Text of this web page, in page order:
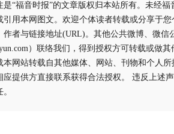
是“福音时报”的文章版权归本站所有。未经
引用本网图文。欢迎个体读者转载或分享于
作者与链接地址(URL)。其他公共微博、微
）联络我们，得到授权方可转载或做
本网站转载自其他媒体、网站、刊物和个人
应提供方直接联系获得合法授权。 违反上述